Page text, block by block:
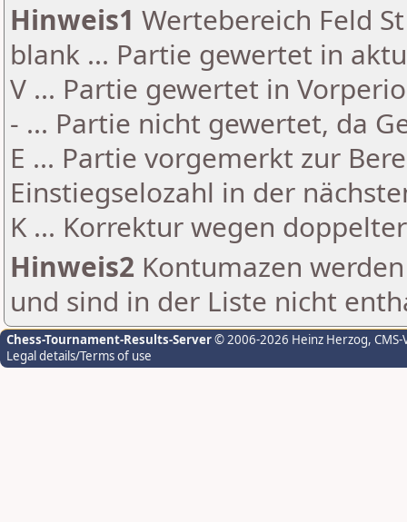
Hinweis1 Wertebereich Feld
blank ... Partie gewertet in
V ... Partie gewertet in
- ... Partie nicht gewertet, da
E ... Partie vorgemerkt zur
Einstiegselozahl in der
K ... Korrektur wegen
Hinweis2 Kontumazen
und sind in der Liste nicht
Chess-Tournament-Results-Server© 2006-2026 Heinz Herzog,
Legal details/Terms of use